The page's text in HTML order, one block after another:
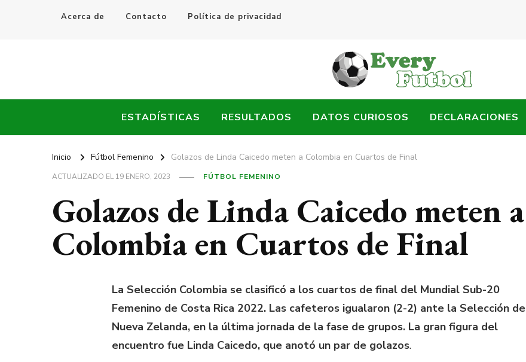
Acerca de Contacto Política de privacidad
Every Fútbol
ESTADÍSTICAS RESULTADOS DATOS CURIOSOS DECLARACIONES
Inicio Fútbol Femenino Golazos de Linda Caicedo meten a Colombia en Cuartos de Final
ACTUALIZADO EL19 ENERO, 2023 FÚTBOL FEMENINO
Golazos de Linda Caicedo meten a
Colombia en Cuartos de Final
La Selección Colombia se clasificó a los cuartos de final del Mundial Sub-20
Femenino de Costa Rica 2022. Las cafeteros igualaron (2-2) ante la Selección de
Nueva Zelanda, en la última jornada de la fase de grupos. La gran figura del
encuentro fue Linda Caicedo, que anotó un par de golazos.